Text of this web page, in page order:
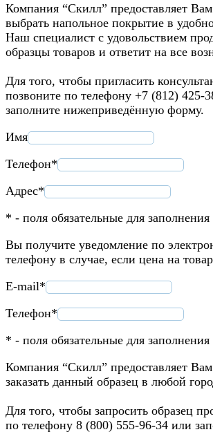
Компания “Скилл” предоставляет
выбрать напольное покрытие в
Наш специалист с удовольствием
образцы товаров и ответит на все
Для того, чтобы пригласить
позвоните по телефону +7 (812) 425-
заполните нижеприведённую форму.
Имя
Телефон*
Адрес*
* - поля обязательные для заполнения
Вы получите уведомление по
телефону в случае, если цена на
E-mail*
Телефон*
* - поля обязательные для заполнения
Компания “Скилл” предоставляет
заказать данный образец в любой
Для того, чтобы запросить образец
по телефону 8 (800) 555-96-34 или